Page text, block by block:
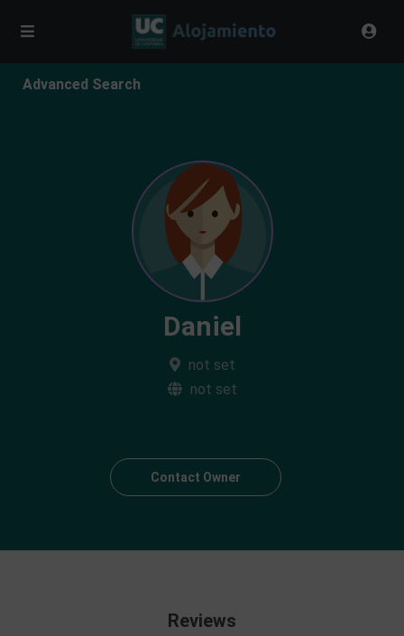
Advanced Search
Daniel
not set
not set
Contact Owner
Reviews